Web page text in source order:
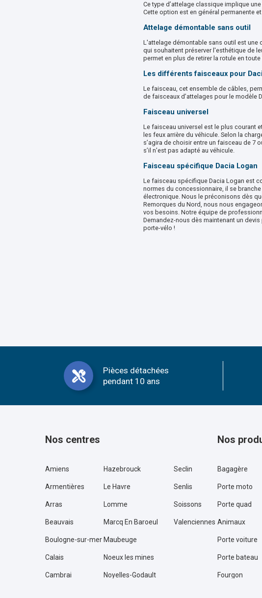
Ce type d’attelage classique implique
Cette option est en général permanente
Attelage démontable sans outil
L'attelage démontable sans outil est une
qui souhaitent préserver l'esthétique de
permet en plus de retirer la rotule en
Les différents faisceaux pour
Le faisceau, cet ensemble de câbles,
de faisceaux d’attelages pour le modèle
Faisceau universel
Le faisceau universel est le plus courant
les feux arrière du véhicule. Selon la
s’agira de choisir entre un faisceau de 7
s’il n’est pas adapté au véhicule.
Faisceau spécifique Dacia Logan
Le faisceau spécifique Dacia Logan est
normes du concessionnaire, il se
électronique. Nous le préconisons dès
Remorques du Nord, nous nous
vos besoins. Notre équipe de
Demandez-nous dès maintenant un
porte-vélo !
Pièces détachées
pendant 10 ans
Nos centres
Amiens
Armentières
Arras
Beauvais
Boulogne-sur-mer
Calais
Cambrai
Hazebrouck
Le Havre
Lomme
Marcq En Baroeul
Maubeuge
Noeux les mines
Noyelles-Godault
Seclin
Senlis
Soissons
Valenciennes
Nos
Bagagère
Porte moto
Porte quad
Animaux
Porte voiture
Porte bateau
Fourgon